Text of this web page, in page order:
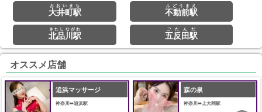
大井町駅
おおいまち
不動前駅
ふどうまえ
北品川駅
きたしながわ
五反田駅
ごたんだ
オススメ店舗
追浜マッサージ
神奈川➠追浜駅
森の泉
神奈川➠上大岡駅